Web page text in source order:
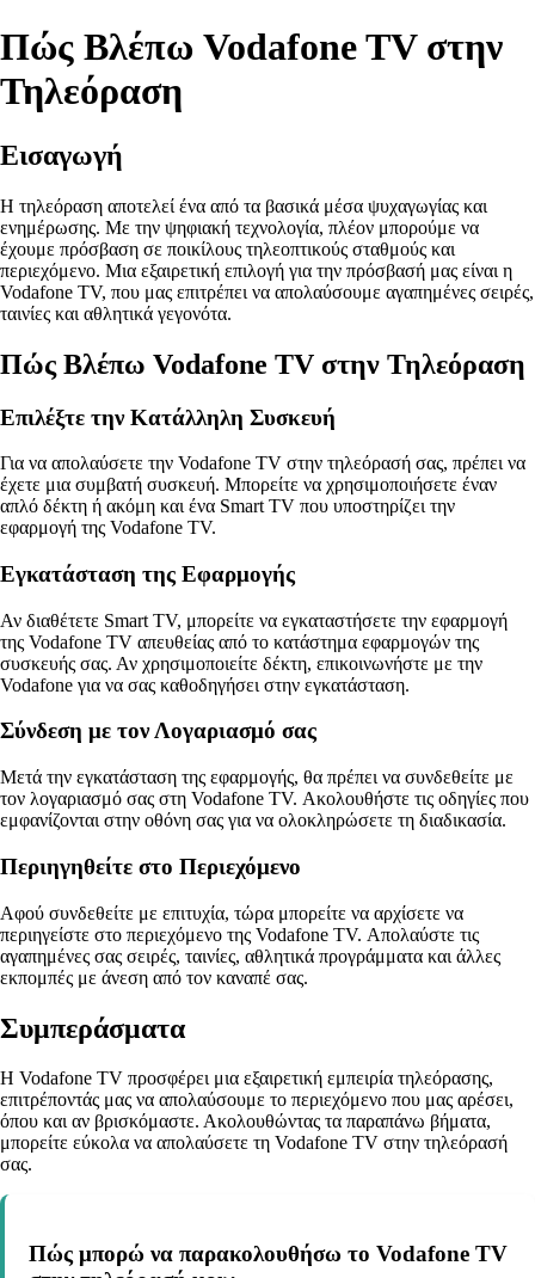
Πώς Βλέπω Vodafone TV στην
Τηλεόραση
Εισαγωγή
Η τηλεόραση αποτελεί ένα από τα βασικά μέσα ψυχαγωγίας και
ενημέρωσης. Με την ψηφιακή τεχνολογία, πλέον μπορούμε να
έχουμε πρόσβαση σε ποικίλους τηλεοπτικούς σταθμούς και
περιεχόμενο. Μια εξαιρετική επιλογή για την πρόσβασή μας είναι η
Vodafone TV, που μας επιτρέπει να απολαύσουμε αγαπημένες σειρές,
ταινίες και αθλητικά γεγονότα.
Πώς Βλέπω Vodafone TV στην Τηλεόραση
Επιλέξτε την Κατάλληλη Συσκευή
Για να απολαύσετε την Vodafone TV στην τηλεόρασή σας, πρέπει να
έχετε μια συμβατή συσκευή. Μπορείτε να χρησιμοποιήσετε έναν
απλό δέκτη ή ακόμη και ένα Smart TV που υποστηρίζει την
εφαρμογή της Vodafone TV.
Εγκατάσταση της Εφαρμογής
Αν διαθέτετε Smart TV, μπορείτε να εγκαταστήσετε την εφαρμογή
της Vodafone TV απευθείας από το κατάστημα εφαρμογών της
συσκευής σας. Αν χρησιμοποιείτε δέκτη, επικοινωνήστε με την
Vodafone για να σας καθοδηγήσει στην εγκατάσταση.
Σύνδεση με τον Λογαριασμό σας
Μετά την εγκατάσταση της εφαρμογής, θα πρέπει να συνδεθείτε με
τον λογαριασμό σας στη Vodafone TV. Ακολουθήστε τις οδηγίες που
εμφανίζονται στην οθόνη σας για να ολοκληρώσετε τη διαδικασία.
Περιηγηθείτε στο Περιεχόμενο
Αφού συνδεθείτε με επιτυχία, τώρα μπορείτε να αρχίσετε να
περιηγείστε στο περιεχόμενο της Vodafone TV. Απολαύστε τις
αγαπημένες σας σειρές, ταινίες, αθλητικά προγράμματα και άλλες
εκπομπές με άνεση από τον καναπέ σας.
Συμπεράσματα
Η Vodafone TV προσφέρει μια εξαιρετική εμπειρία τηλεόρασης,
επιτρέποντάς μας να απολαύσουμε το περιεχόμενο που μας αρέσει,
όπου και αν βρισκόμαστε. Ακολουθώντας τα παραπάνω βήματα,
μπορείτε εύκολα να απολαύσετε τη Vodafone TV στην τηλεόρασή
σας.
Πώς μπορώ να παρακολουθήσω το Vodafone TV